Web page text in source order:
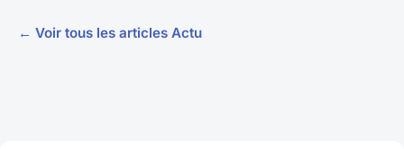
← Voir tous les articles Actu